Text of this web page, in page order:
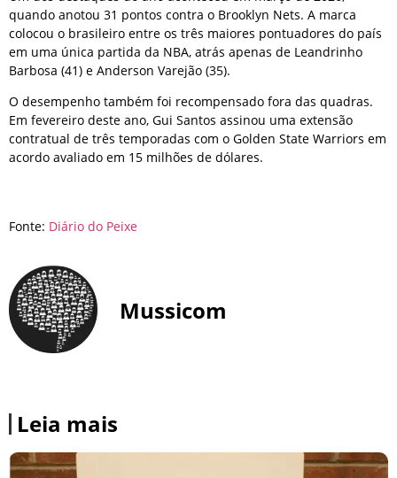
quando anotou 31 pontos contra o Brooklyn Nets. A marca
colocou o brasileiro entre os três maiores pontuadores do país
em uma única partida da NBA, atrás apenas de Leandrinho
Barbosa (41) e Anderson Varejão (35).
O desempenho também foi recompensado fora das quadras.
Em fevereiro deste ano, Gui Santos assinou uma extensão
contratual de três temporadas com o Golden State Warriors em
acordo avaliado em 15 milhões de dólares.
Fonte: Diário do Peixe
Mussicom
Leia mais